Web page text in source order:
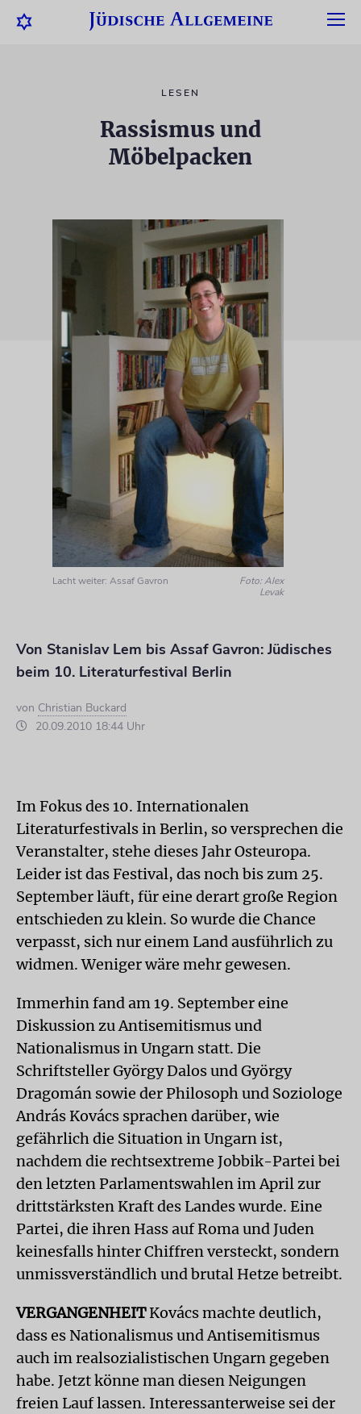
LESEN
Rassismus und
Möbelpacken
Lacht weiter: Assaf Gavron
Foto: Alex
Levak
Von Stanislav Lem bis Assaf Gavron: Jüdisches
beim 10. Literaturfestival Berlin
von Christian Buckard
20.09.2010 18:44 Uhr
Im Fokus des 10. Internationalen
Literaturfestivals in Berlin, so versprechen die
Veranstalter, stehe dieses Jahr Osteuropa.
Leider ist das Festival, das noch bis zum 25.
September läuft, für eine derart große Region
entschieden zu klein. So wurde die Chance
verpasst, sich nur einem Land ausführlich zu
widmen. Weniger wäre mehr gewesen.
Immerhin fand am 19. September eine
Diskussion zu Antisemitismus und
Nationalismus in Ungarn statt. Die
Schriftsteller György Dalos und György
Dragomán sowie der Philosoph und Soziologe
András Kovács sprachen darüber, wie
gefährlich die Situation in Ungarn ist,
nachdem die rechtsextreme Jobbik-Partei bei
den letzten Parlamentswahlen im April zur
drittstärksten Kraft des Landes wurde. Eine
Partei, die ihren Hass auf Roma und Juden
keinesfalls hinter Chiffren versteckt, sondern
unmissverständlich und brutal Hetze betreibt.
VERGANGENHEITKovács machte deutlich,
dass es Nationalismus und Antisemitismus
auch im realsozialistischen Ungarn gegeben
habe. Jetzt könne man diesen Neigungen
freien Lauf lassen. Interessanterweise sei der